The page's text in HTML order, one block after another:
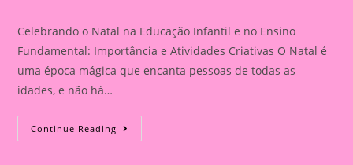
Celebrando o Natal na Educação Infantil e no Ensino
Fundamental: Importância e Atividades Criativas O Natal é
uma época mágica que encanta pessoas de todas as
idades, e não há…
Continue Reading Atividade
De